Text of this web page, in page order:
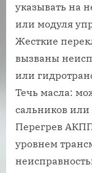
указывать на
или модуля
Жесткие
вызваны
или
Течь масла:
сальников
Перегрев
уровнем